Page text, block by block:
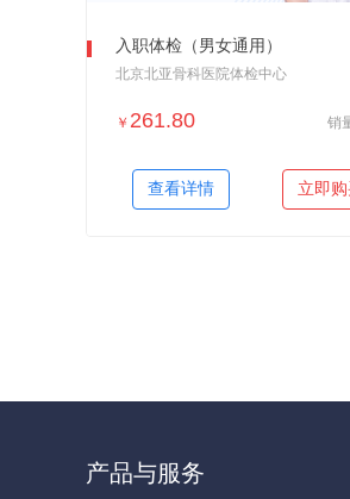
＋加入对比
入职体检（男女通用）
北京北亚骨科医院体检中心
￥ 261.80 销
查看详情 立即
产品与服务